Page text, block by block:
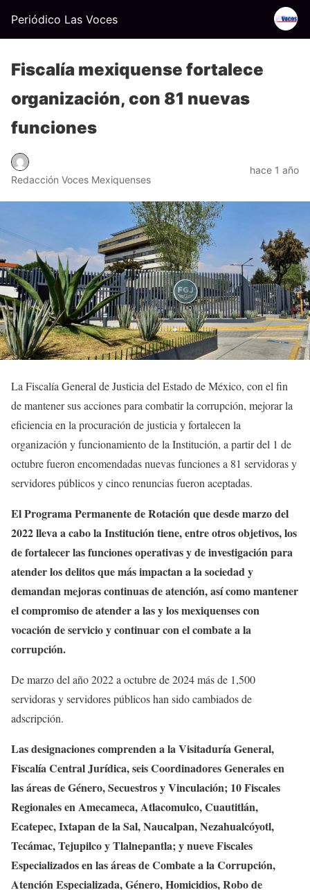
Periódico Las Voces
Fiscalía mexiquense fortalece
organización, con 81 nuevas
funciones
Redacción Voces Mexiquenses
hace 1 año
La Fiscalía General de Justicia del Estado de México, con el fin
de mantener sus acciones para combatir la corrupción, mejorar la
eficiencia en la procuración de justicia y fortalecen la
organización y funcionamiento de la Institución, a partir del 1 de
octubre fueron encomendadas nuevas funciones a 81 servidoras y
servidores públicos y cinco renuncias fueron aceptadas.
El Programa Permanente de Rotación que desde marzo del
2022 lleva a cabo la Institución tiene, entre otros objetivos, los
de fortalecer las funciones operativas y de investigación para
atender los delitos que más impactan a la sociedad y
demandan mejoras continuas de atención, así como mantener
el compromiso de atender a las y los mexiquenses con
vocación de servicio y continuar con el combate a la
corrupción.
De marzo del año 2022 a octubre de 2024 más de 1,500
servidoras y servidores públicos han sido cambiados de
adscripción.
Las designaciones comprenden a la Visitaduría General,
Fiscalía Central Jurídica, seis Coordinadores Generales en
las áreas de Género, Secuestros y Vinculación; 10 Fiscales
Regionales en Amecameca, Atlacomulco, Cuautitlán,
Ecatepec, Ixtapan de la Sal, Naucalpan, Nezahualcóyotl,
Tecámac, Tejupilco y Tlalnepantla; y nueve Fiscales
Especializados en las áreas de Combate a la Corrupción,
Atención Especializada, Género, Homicidios, Robo de